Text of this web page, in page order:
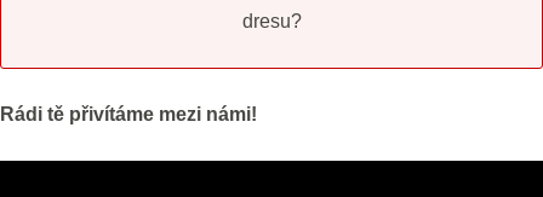
dresu?
Rádi tě přivítáme mezi námi!